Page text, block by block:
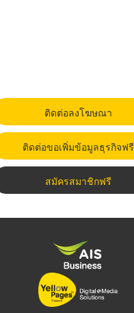
ติดต่อลงโฆษณา
ติดต่อขอเพิ่มข้อมูลธุรกิจฟรี
สมัครสมาชิกฟรี